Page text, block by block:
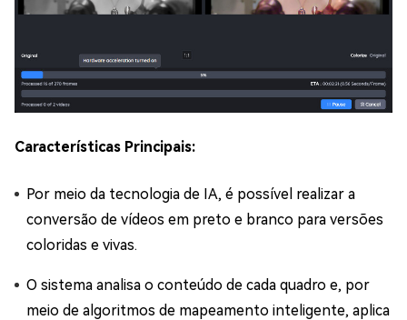
Características Principais:
Por meio da tecnologia de IA, é possível realizar a
conversão de vídeos em preto e branco para versões
coloridas e vivas.
O sistema analisa o conteúdo de cada quadro e, por
meio de algoritmos de mapeamento inteligente, aplica